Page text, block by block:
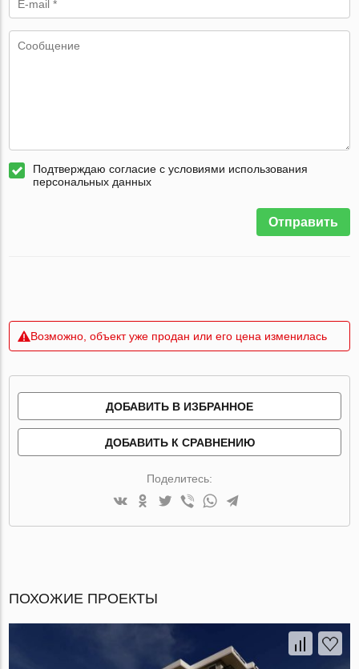
Подтверждаю согласие с условиями использования
персональных данных
Отправить
Возможно, объект уже продан или его цена изменилась
ДОБАВИТЬ В ИЗБРАННОЕ
ДОБАВИТЬ К СРАВНЕНИЮ
Поделитесь:
ПОХОЖИЕ ПРОЕКТЫ